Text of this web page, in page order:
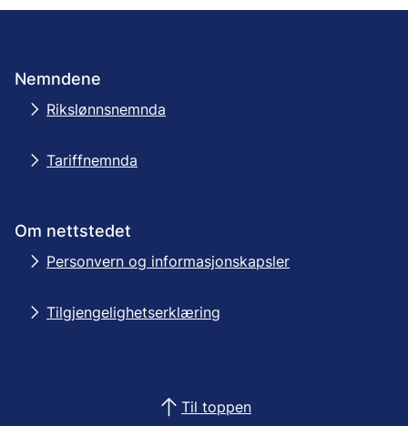
Nemndene
Rikslønnsnemnda
Tariffnemnda
Om nettstedet
Personvern og informasjonskapsler
Tilgjengelighetserklæring
Til toppen